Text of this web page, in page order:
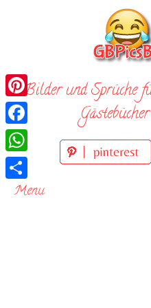
Bilder und Sprüche
Menu
Pinterest
Facebook
WhatsApp
Teilen